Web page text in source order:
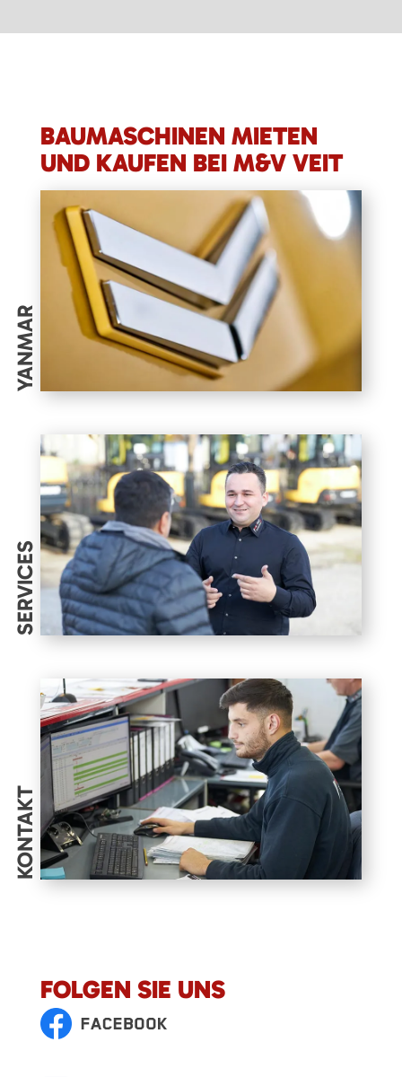
BAUMASCHINEN MIETEN
UND KAUFEN BEI M&V VEIT
YANMAR
SERVICES
KONTAKT
FOLGEN SIE UNS